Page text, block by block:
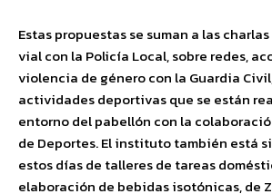
Estas propuestas se suman a las
vial con la Policía Local, sobre redes,
violencia de género con la Guardia
actividades deportivas que se están
entorno del pabellón con la
de Deportes. El instituto también está
estos días de talleres de tareas
elaboración de bebidas isotónicas, de